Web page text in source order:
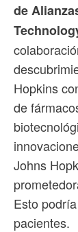
de
Hopkins
de
Johns
Esto
pacientes.